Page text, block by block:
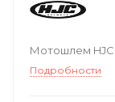
Мотошлем HJC
Подробности